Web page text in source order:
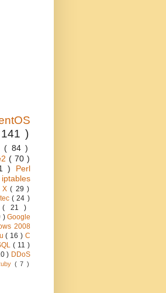
)
( 84 )
( 70 )
) Perl
iptables
X( 29 )
( 24 )
( 21 )
) Google
2008
( 16 )C
( 11 )
) DDoS
( 7 )